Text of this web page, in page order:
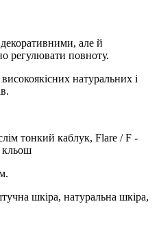
але й
регулювати повноту.
натуральних і
тонкий каблук, Flare / F -
шкіра, натуральна шкіра,